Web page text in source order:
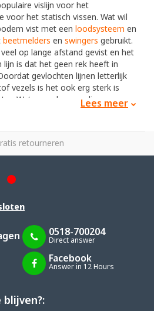
vislijn voor het
voor het statisch vissen. Wat wil
vist met een loodsysteem en
beetmelders en swingers gebruikt.
op lange afstand gevist en het
is dat het geen rek heeft in
gevlochten lijnen letterlijk
vezels is het ook erg sterk is
Wat voor de gevoelige, maar
is voor gevlochten lijn dat
Echter is ook scherp wanneer er
heel scherp zijn wanneer er
lijn gevist? Probeer het eens,
het zo populair is!
Lees meer
retourneren
0518-700204
Direct answer
Facebook
Answer in 12 Hours